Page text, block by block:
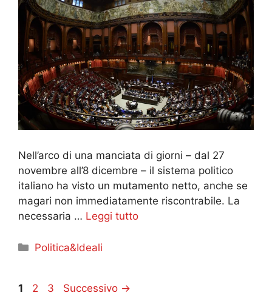
Nell’arco di una manciata di giorni – dal 27
novembre all’8 dicembre – il sistema politico
italiano ha visto un mutamento netto, anche se
magari non immediatamente riscontrabile. La
necessaria … Leggi tutto
Categorie
Politica&Ideali
Pagina
1 Pagina
2 Pagina
3 Successivo →